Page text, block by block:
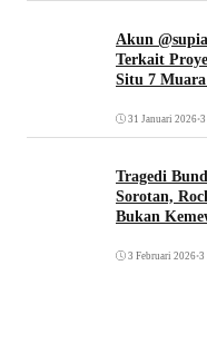
Akun
Terkait
Situ 7
31 Januari 2026•3
Tragedi
Sorotan,
Bukan
3 Februari 2026•3